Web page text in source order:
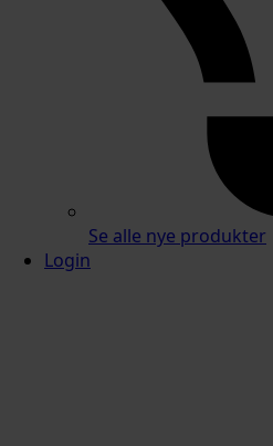
Se alle nye produkter
Login